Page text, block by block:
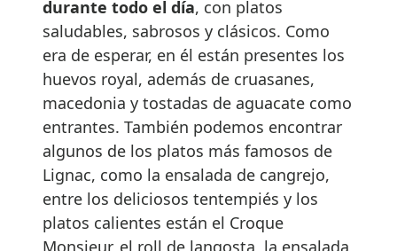
durante todo el día, con platos
saludables, sabrosos y clásicos. Como
era de esperar, en él están presentes los
huevos royal, además de cruasanes,
macedonia y tostadas de aguacate como
entrantes. También podemos encontrar
algunos de los platos más famosos de
Lignac, como la ensalada de cangrejo,
entre los deliciosos tentempiés y los
platos calientes están el Croque
Monsieur, el roll de langosta, la ensalada